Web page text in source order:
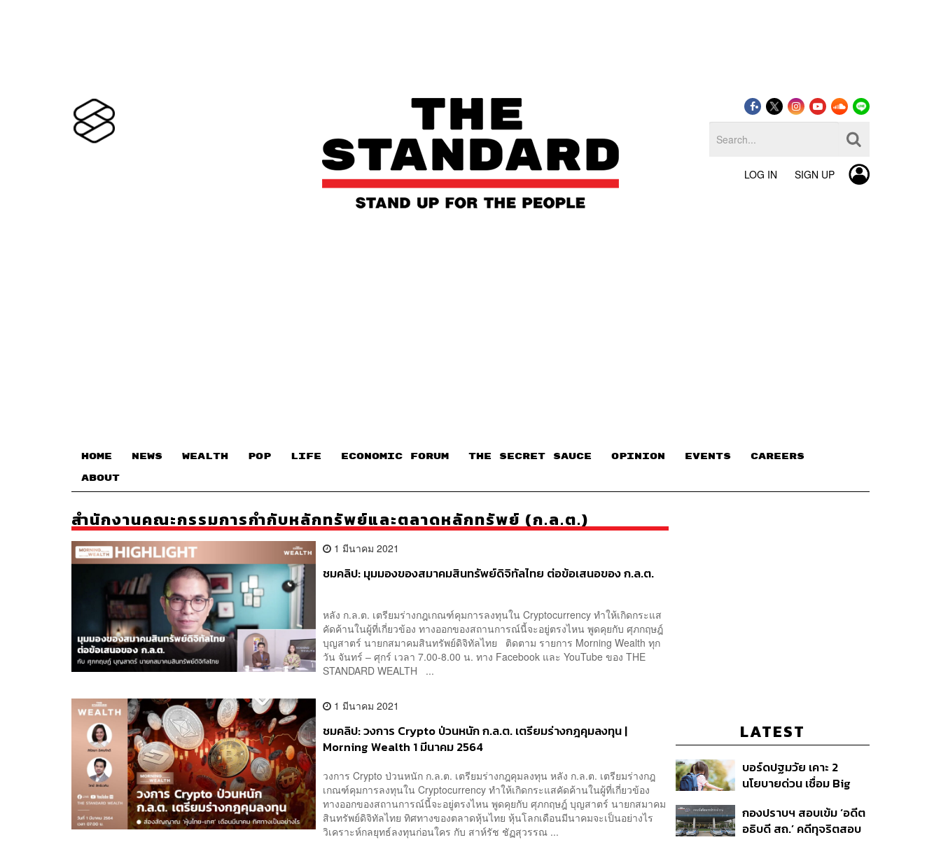
LOG IN SIGN UP
HOME NEWS WEALTH POP LIFE ECONOMIC FORUM THE SECRET SAUCE​ OPINION EVENTS CAREERS
ABOUT
สำนักงานคณะกรรมการกำกับหลักทรัพย์และตลาดหลักทรัพย์ (ก.ล.ต.)
1 มีนาคม 2021
ชมคลิป: มุมมองของสมาคมสินทรัพย์ดิจิทัลไทย ต่อข้อเสนอของ ก.ล.ต.
หลัง ก.ล.ต. เตรียมร่างกฎเกณฑ์คุมการลงทุนใน Cryptocurrency ทำให้เกิดกระแส
คัดค้านในผู้ที่เกี่ยวข้อง ทางออกของสถานการณ์นี้จะอยู่ตรงไหน พูดคุยกับ ศุภกฤษฎ์
บุญสาตร์ นายกสมาคมสินทรัพย์ดิจิทัลไทย ติดตาม รายการ Morning Wealth ทุก
วัน จันทร์ – ศุกร์ เวลา 7.00-8.00 น. ทาง Facebook และ YouTube ของ THE
STANDARD WEALTH ...
1 มีนาคม 2021
ชมคลิป: วงการ Crypto ป่วนหนัก ก.ล.ต. เตรียมร่างกฎคุมลงทุน |
Morning Wealth 1 มีนาคม 2564
วงการ Crypto ป่วนหนัก ก.ล.ต. เตรียมร่างกฎคุมลงทุน หลัง ก.ล.ต. เตรียมร่างกฎ
เกณฑ์คุมการลงทุนใน Cryptocurrency ทำให้เกิดกระแสคัดค้านในผู้ที่เกี่ยวข้อง
ทางออกของสถานการณ์นี้จะอยู่ตรงไหน พูดคุยกับ ศุภกฤษฎ์ บุญสาตร์ นายกสมาคม
สินทรัพย์ดิจิทัลไทย ทิศทางของตลาดหุ้นไทย หุ้นโลกเดือนมีนาคมจะเป็นอย่างไร
วิเคราะห์กลยุทธ์ลงทุนก่อนใคร กับ สาห์รัช ชัฏสุวรรณ ...
LATEST
บอร์ดปฐมวัย เคาะ 2
นโยบายด่วน เชื่อม Big
เด็กตกหล่น-ห้ามสอบ
แข่งขันเด็กเล็ก เน้นเรียนรู้
กองปราบฯ สอบเข้ม ‘อดีต
อธิบดี สถ.’ คดีทุจริตสอบ